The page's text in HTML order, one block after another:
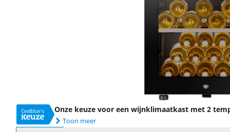
Onze keuze voor een wijnklimaatkast met 2
Toon meer